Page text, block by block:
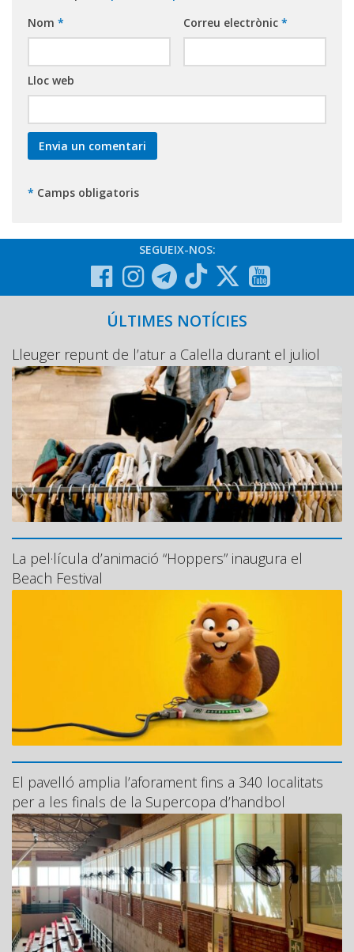
Nom * Correu electrònic *
Lloc web
* Camps obligatoris
SEGUEIX-NOS:
ÚLTIMES NOTÍCIES
Lleuger repunt de l’atur a Calella durant el juliol
La pel·lícula d’animació “Hoppers” inaugura el
Beach Festival
El pavelló amplia l’aforament fins a 340 localitats
per a les finals de la Supercopa d’handbol